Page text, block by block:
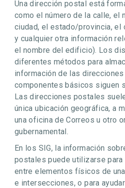
Una dirección postal está
como el número de la calle, el
ciudad, el estado/provincia, el
y cualquier otra información
el nombre del edificio). Los
diferentes métodos para
información de las
componentes básicos siguen
Las direcciones postales
única ubicación geográfica, a
una oficina de Correos u otro
gubernamental.
En los SIG, la información
postales puede utilizarse para
entre elementos físicos de
e intersecciones, o para